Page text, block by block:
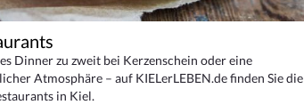
Dinner zu zweit bei Kerzenschein oder eine
Atmosphäre – auf KIELerLEBEN.de finden Sie die
in Kiel.